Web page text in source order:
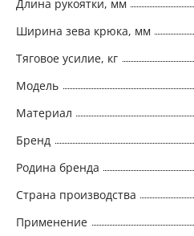
Длина рукоятки, мм
Ширина зева крюка, мм
Тяговое усилие, кг
Модель
Материал
Бренд
Родина бренда
Страна производства
Применение